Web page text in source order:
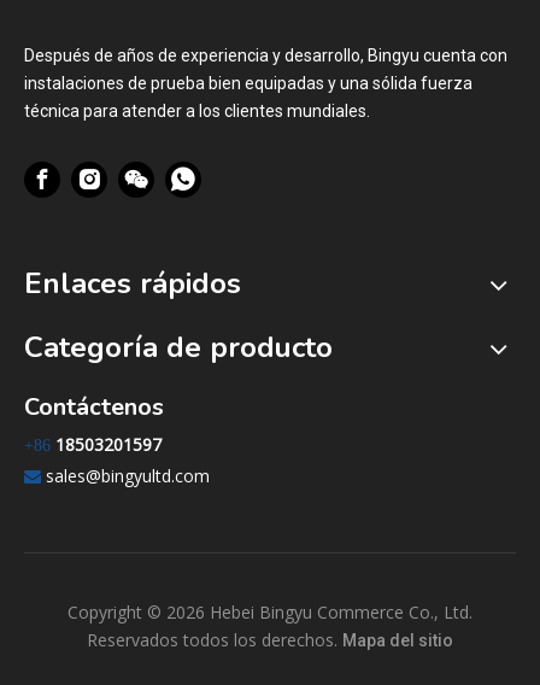
Después de años de experiencia y desarrollo, Bingyu cuenta con
instalaciones de prueba bien equipadas y una sólida fuerza
técnica para atender a los clientes mundiales.
Enlaces rápidos
Categoría de producto
Contáctenos
+86 18503201597
 sales@bingyultd.com
Copyright © 2026 Hebei Bingyu Commerce Co., Ltd.
Reservados todos los derechos. Mapa del sitio